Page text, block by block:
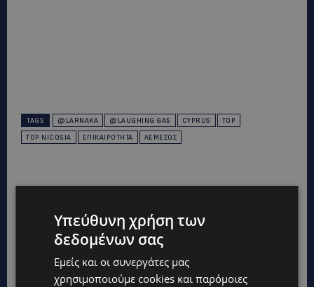
TAGS @LARNAKA @LAUGHING GAS CYPRUS
TOP
TOP NICOSIA
ΕΠΙΚΑΙΡΌΤΗΤΑ ΛΕΜΕΣΌΣ
Υπεύθυνη χρήση των
δεδομένων σας
Εμείς και οι συνεργάτες μας
χρησιμοποιούμε cookies και παρόμοιες